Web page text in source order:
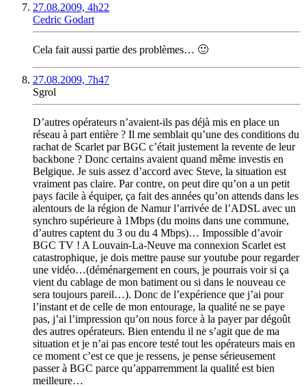
27.08.2009, 4h22
Cedric Godart
Cela fait aussi partie des problèmes… 🙂
27.08.2009, 7h47
Sgrol
D’autres opérateurs n’avaient-ils pas déjà mis en place un
réseau à part entière ? Il me semblait qu’une des conditions du
rachat de Scarlet par BGC c’était justement la revente de leur
backbone ? Donc certains avaient quand même investis en
Belgique. Je suis assez d’accord avec Steve, la situation est
vraiment pas claire. Par contre, on peut dire qu’on a un petit
pays facile à équiper, ça fait des années qu’on attends dans les
alentours de la région de Namur l’arrivée de l’ADSL avec un
synchro supérieure à 1Mbps (du moins dans une commune,
d’autres captent du 3 ou du 4 Mbps)… Impossible d’avoir
BGC TV ! A Louvain-La-Neuve ma connexion Scarlet est
catastrophique, je dois mettre pause sur youtube pour regarder
une vidéo…(déménargement en cours, je pourrais voir si ça
vient du cablage de mon batiment ou si dans le nouveau ce
sera toujours pareil…). Donc de l’expérience que j’ai pour
l’instant et de celle de mon entourage, la qualité ne se paye
pas, j’ai l’impression qu’on nous force à la payer par dégoût
des autres opérateurs. Bien entendu il ne s’agit que de ma
situation et je n’ai pas encore testé tout les opérateurs mais en
ce moment c’est ce que je ressens, je pense sérieusement
passer à BGC parce qu’apparremment la qualité est bien
meilleure…